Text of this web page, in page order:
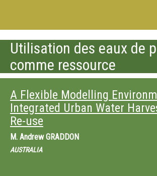
Utilisation des eaux de
comme ressource
A Flexible Modelling
Integrated Urban Water
Re-use
M. Andrew GRADDON
AUSTRALIA